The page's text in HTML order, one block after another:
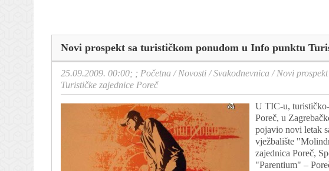
Novi prospekt sa turističkom ponudom u Info punktu
25.09.2009. 00:00; ; Početna /Novosti /Svakodnevnica /Novi
Turističke zajednice Poreč
U TIC-u,
Poreč, u
pojavio novi letak
vježbalište
zajednica Poreč,
"Parentium" –